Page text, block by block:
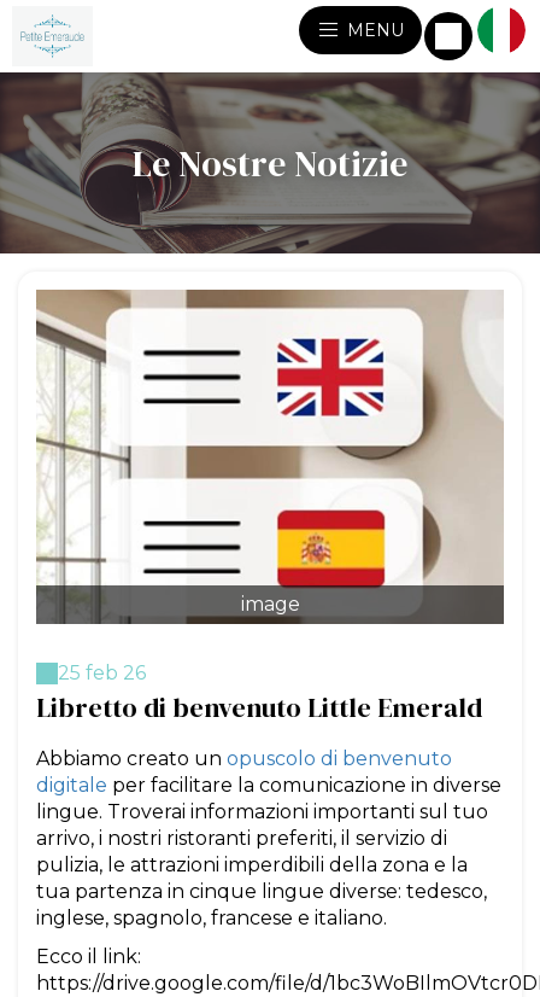
MENU
Le Nostre Notizie
image
25 feb 26
Libretto di benvenuto Little Emerald
Abbiamo creato un opuscolo di benvenuto
digitale per facilitare la comunicazione in diverse
lingue. Troverai informazioni importanti sul tuo
arrivo, i nostri ristoranti preferiti, il servizio di
pulizia, le attrazioni imperdibili della zona e la
tua partenza in cinque lingue diverse: tedesco,
inglese, spagnolo, francese e italiano.
Ecco il link:
https://drive.google.com/file/d/